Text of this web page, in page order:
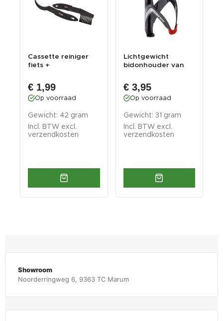
Cassette reiniger
fiets +
voor d...
€ 1,99
Op voorraad
Gewicht: 42 gram
Incl. BTW excl.
verzendkosten
Lichtgewicht
bidonhouder van
...
€ 3,95
Op voorraad
Gewicht: 31 gram
Incl. BTW excl.
verzendkosten
Showroom
Noorderringweg 6, 9363 TC Marum